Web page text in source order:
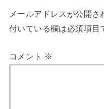
メールアドレスが公開さ
付いている欄は必須項目
コメント ※